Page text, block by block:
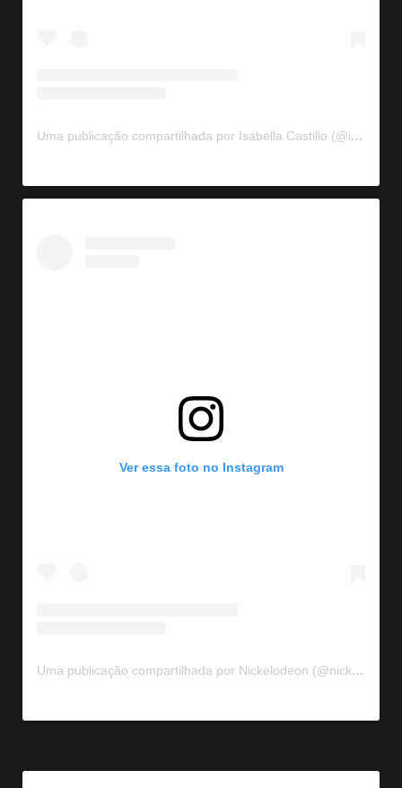
Uma publicação compartilhada por Isabella Castillo (@isabellacastillodv)
Ver essa foto no Instagram
Uma publicação compartilhada por Nickelodeon (@nickelodeonla)